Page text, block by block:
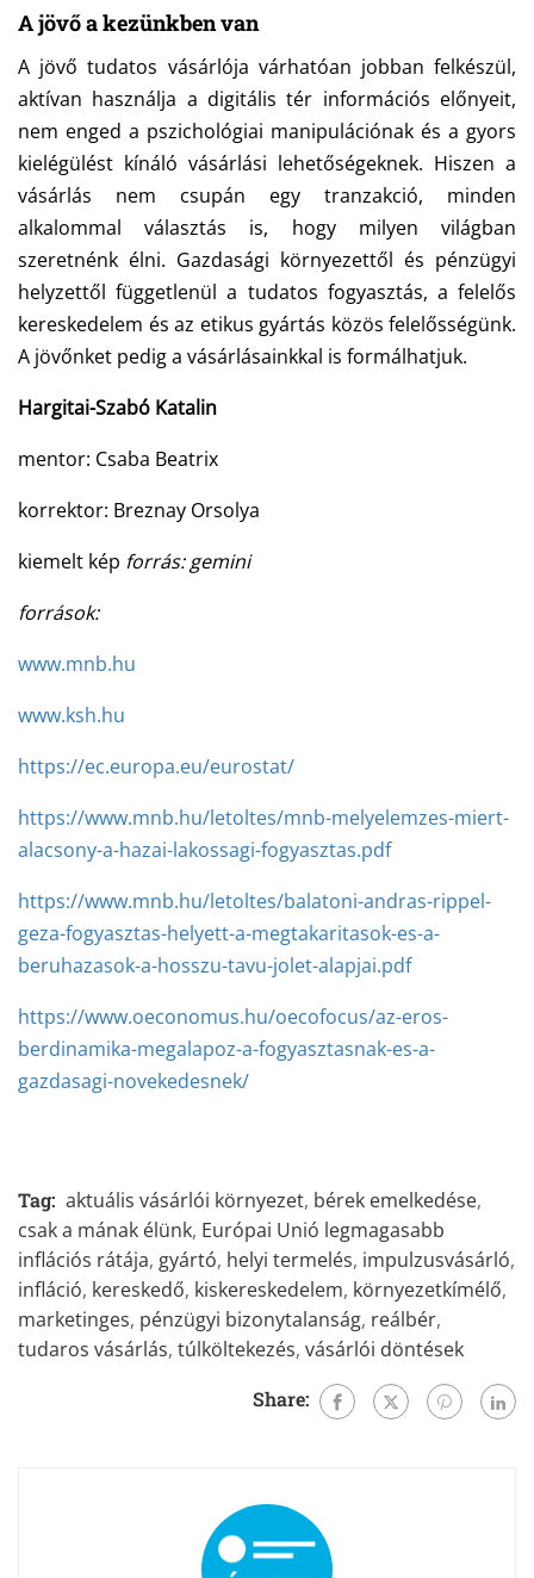
A jövő a kezünkben van
A jövő tudatos vásárlója várhatóan jobban felkészül,
aktívan használja a digitális tér információs előnyeit,
nem enged a pszichológiai manipulációnak és a gyors
kielégülést kínáló vásárlási lehetőségeknek. Hiszen a
vásárlás nem csupán egy tranzakció, minden
alkalommal választás is, hogy milyen világban
szeretnénk élni. Gazdasági környezettől és pénzügyi
helyzettől függetlenül a tudatos fogyasztás, a felelős
kereskedelem és az etikus gyártás közös felelősségünk.
A jövőnket pedig a vásárlásainkkal is formálhatjuk.
Hargitai-Szabó Katalin
mentor: Csaba Beatrix
korrektor: Breznay Orsolya
kiemelt kép forrás: gemini
források:
www.mnb.hu
www.ksh.hu
https://ec.europa.eu/eurostat/
https://www.mnb.hu/letoltes/mnb-melyelemzes-miert-
alacsony-a-hazai-lakossagi-fogyasztas.pdf
https://www.mnb.hu/letoltes/balatoni-andras-rippel-
geza-fogyasztas-helyett-a-megtakaritasok-es-a-
beruhazasok-a-hosszu-tavu-jolet-alapjai.pdf
https://www.oeconomus.hu/oecofocus/az-eros-
berdinamika-megalapoz-a-fogyasztasnak-es-a-
gazdasagi-novekedesnek/
Tag: aktuális vásárlói környezet, bérek emelkedése,
csak a mának élünk, Európai Unió legmagasabb
inflációs rátája, gyártó, helyi termelés, impulzusvásárló,
infláció, kereskedő, kiskereskedelem, környezetkímélő,
marketinges, pénzügyi bizonytalanság, reálbér,
tudaros vásárlás, túlköltekezés, vásárlói döntések
Share: